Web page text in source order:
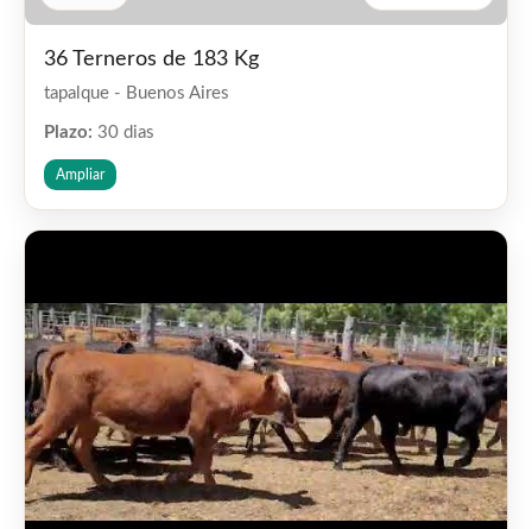
36 Terneros de 183 Kg
tapalque - Buenos Aires
Plazo: 30 dias
Ampliar